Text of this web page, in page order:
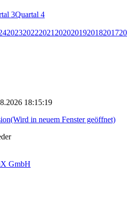
3Quartal 4
202320222021 2020201920182017
18:15:19
(Wird in neuem Fenster geöffnet)
GmbH